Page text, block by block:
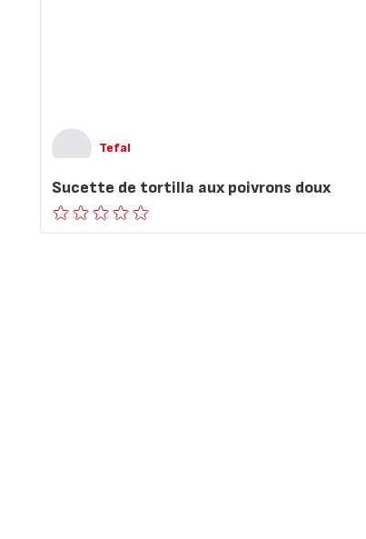
Tefal
Sucette de tortilla aux poivrons doux
ratings.0